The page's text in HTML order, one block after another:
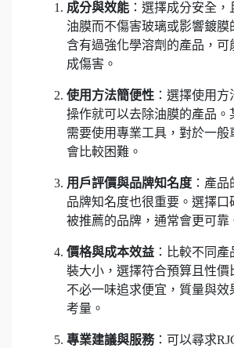
成分與效能 ：選擇成分安全
油膜而不傷害玻璃或影響鍍膜
含有過強化學溶劑的產品，可
成傷害。
使用方法簡便性 ：選擇使用
操作就可以去除油膜的產品。
需要使用專業工具，對於一般
會比較困難。
用戶評價與品牌知名度 ：產
品牌知名度也很重要。選擇口
被推薦的品牌，通常會更可靠
價格與成本效益 ：比較不同
裝大小，選擇符合預算且性價
不必一味追求便宜，質量與效
考量。
專業建議與服務：可以尋求